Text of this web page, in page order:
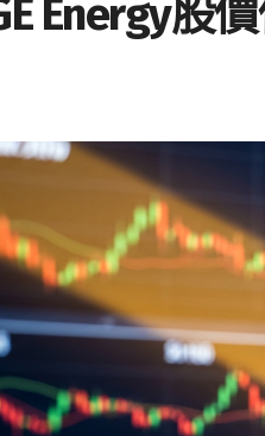
Energy股